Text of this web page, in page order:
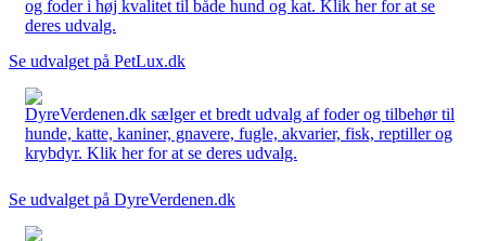
og foder i høj kvalitet til både hund og kat. Klik her for at se
deres udvalg.
Se udvalget på PetLux.dk
DyreVerdenen.dk sælger et bredt udvalg af foder og tilbehør til
hunde, katte, kaniner, gnavere, fugle, akvarier, fisk, reptiller og
krybdyr. Klik her for at se deres udvalg.
Se udvalget på DyreVerdenen.dk